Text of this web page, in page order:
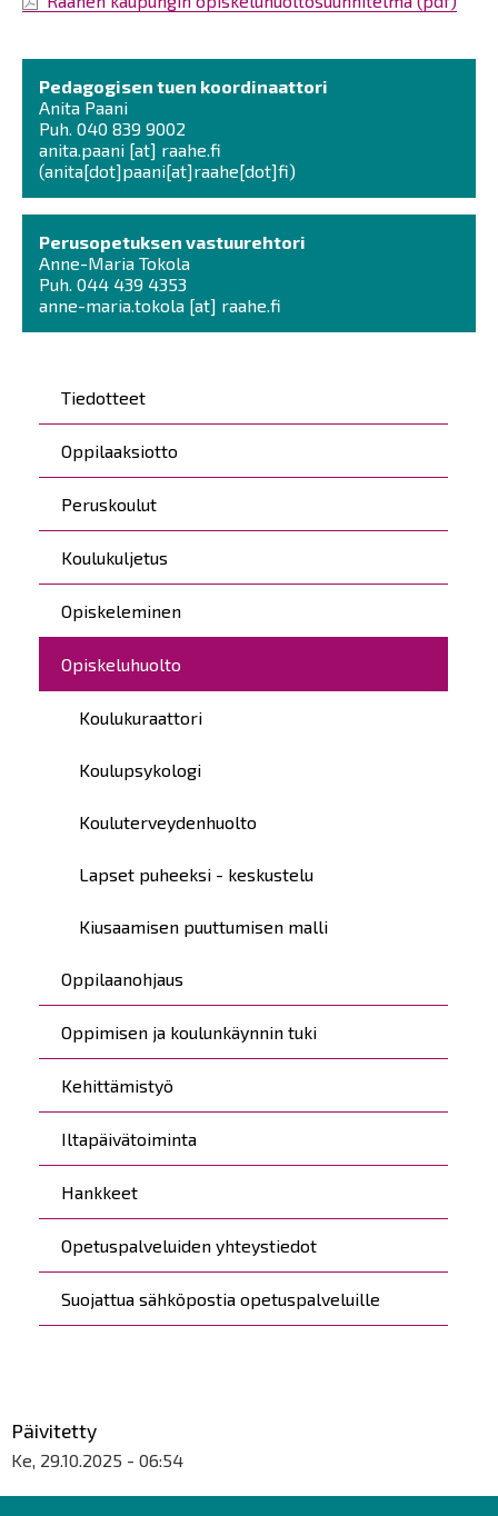
Päävalikko
Tiedotteet
Oppilaaksiotto
Peruskoulut
Koulukuljetus
Opiskeleminen
Opiskeluhuolto
Koulukuraattori
Koulupsykologi
Kouluterveydenhuolto
Lapset puheeksi - keskustelu
Kiusaamisen puuttumisen malli
Oppilaanohjaus
Oppimisen ja koulunkäynnin tuki
Kehittämistyö
Iltapäivätoiminta
Hankkeet
Opetuspalveluiden yhteystiedot
Suojattua sähköpostia opetuspalveluille
Pedagogisen tuen koordinaattori
Anita Paani
Puh. 040 839 9002
anita.paani [at] raahe.fi
(anita[dot]paani[at]raahe[dot]fi)
Perusopetuksen vastuurehtori
Anne-Maria Tokola
Puh. 044 439 4353
anne-maria.tokola [at] raahe.fi
Päivitetty
Ke, 29.10.2025 - 06:54